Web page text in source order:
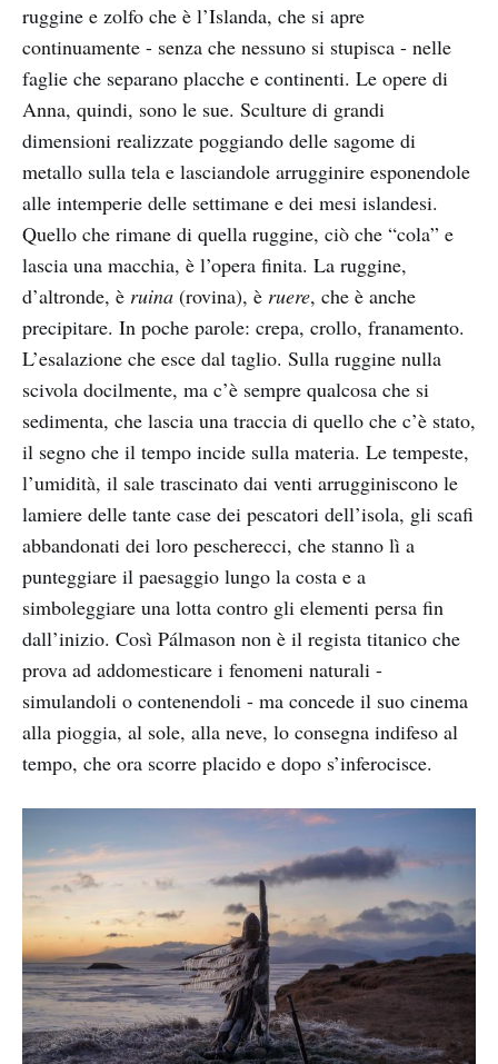
ruggine e zolfo che è l’Islanda, che si apre
continuamente - senza che nessuno si stupisca - nelle
faglie che separano placche e continenti. Le opere di
Anna, quindi, sono le sue. Sculture di grandi
dimensioni realizzate poggiando delle sagome di
metallo sulla tela e lasciandole arrugginire esponendole
alle intemperie delle settimane e dei mesi islandesi.
Quello che rimane di quella ruggine, ciò che “cola” e
lascia una macchia, è l’opera finita. La ruggine,
d’altronde, è ruina (rovina), è ruere, che è anche
precipitare. In poche parole: crepa, crollo, franamento.
L’esalazione che esce dal taglio. Sulla ruggine nulla
scivola docilmente, ma c’è sempre qualcosa che si
sedimenta, che lascia una traccia di quello che c’è stato,
il segno che il tempo incide sulla materia. Le tempeste,
l’umidità, il sale trascinato dai venti arrugginiscono le
lamiere delle tante case dei pescatori dell’isola, gli scafi
abbandonati dei loro pescherecci, che stanno lì a
punteggiare il paesaggio lungo la costa e a
simboleggiare una lotta contro gli elementi persa fin
dall’inizio. Così Pálmason non è il regista titanico che
prova ad addomesticare i fenomeni naturali -
simulandoli o contenendoli - ma concede il suo cinema
alla pioggia, al sole, alla neve, lo consegna indifeso al
tempo, che ora scorre placido e dopo s’inferocisce.